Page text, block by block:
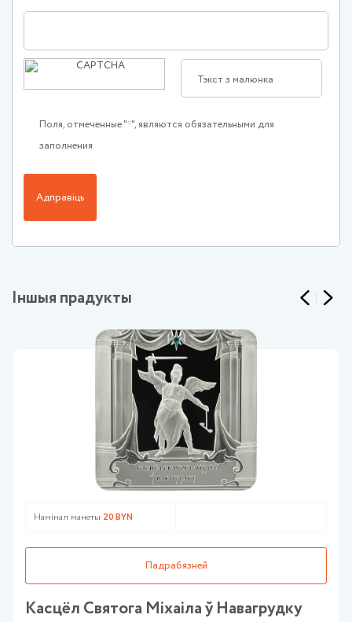
Поля, отмеченные " ", являются обязательными для
заполнения
Адправіць
Іншыя прадукты
Намінал манеты 20 BYN
Падрабязней
Касцёл Святога Мiхаiла ў Навагрудку